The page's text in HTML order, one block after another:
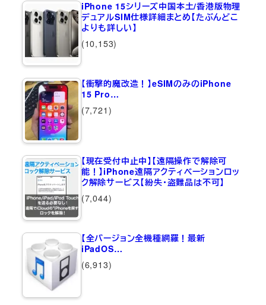
iPhone 15シリーズ中国本土/香港版物理
デュアルSIM仕様詳細まとめ【たぶんどこ
よりも詳しい】
(10,153)
【衝撃的魔改造！】eSIMのみのiPhone
15 Pro…
(7,721)
【現在受付中止中】【遠隔操作で解除可
能！】iPhone遠隔アクティベーションロッ
ク解除サービス【紛失・盗難品は不可】
(7,044)
【全バージョン全機種網羅！最新
iPadOS…
(6,913)